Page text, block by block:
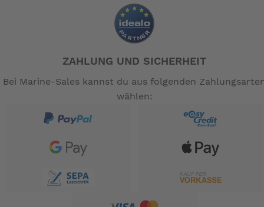
• Absperrhahn und Tanksensor müssen extra bestellt
-- Auf Produktfotos angezeigte Dekorationsartikel
ZAHLUNG UND SICHERHEIT
Bei Marine-Sales kannst du aus folgenden
wählen: